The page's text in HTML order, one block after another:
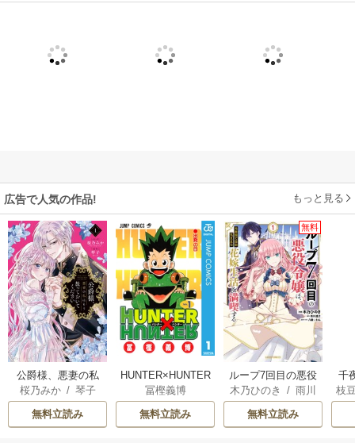
広告で人気の作品! もっと見る
公爵様、悪妻の私
はもう放っておい
てください
桜乃みか/ 琴子
無料立読み
HUNTER×HUNTER
モノクロ版
冨樫義博
無料立読み
無料
ループ7回目の悪役
令嬢は、元敵国で
自由気ままな花嫁
生活を満喫する
木乃ひのき /雨川
/ 八美☆わん
無料立読み
千
国
枝